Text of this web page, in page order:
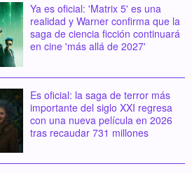
Ya es oficial: 'Matrix 5' es una
realidad y Warner confirma que la
saga de ciencia ficción continuará
en cine 'más allá de 2027'
Es oficial: la saga de terror más
importante del siglo XXI regresa
con una nueva película en 2026
tras recaudar 731 millones